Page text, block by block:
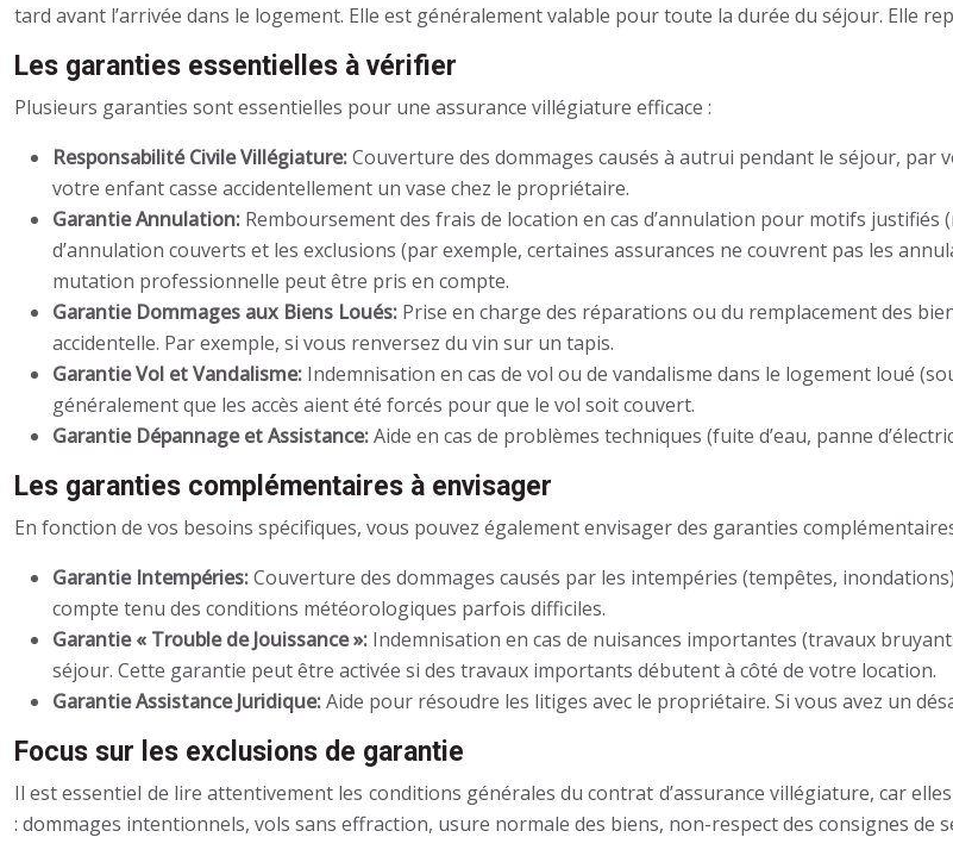
tard avant l’arrivée dans le logement. Elle est généralement valable pour toute la durée du séjour. Elle
Les garanties essentielles à vérifier
Plusieurs garanties sont essentielles pour une assurance villégiature efficace :
Responsabilité Civile Villégiature:Couverture des dommages causés à autrui pendant le séjour, par
votre enfant casse accidentellement un vase chez le propriétaire.
Garantie Annulation: Remboursement des frais de location en cas d’annulation pour motifs justifiés
d’annulation couverts et les exclusions (par exemple, certaines assurances ne couvrent pas les
mutation professionnelle peut être pris en compte.
Garantie Dommages aux Biens Loués: Prise en charge des réparations ou du remplacement des
accidentelle. Par exemple, si vous renversez du vin sur un tapis.
Garantie Vol et Vandalisme: Indemnisation en cas de vol ou de vandalisme dans le logement loué
généralement que les accès aient été forcés pour que le vol soit couvert.
Garantie Dépannage et Assistance:Aide en cas de problèmes techniques (fuite d’eau, panne
Les garanties complémentaires à envisager
En fonction de vos besoins spécifiques, vous pouvez également envisager des garanties
Garantie Intempéries:Couverture des dommages causés par les intempéries (tempêtes,
compte tenu des conditions météorologiques parfois difficiles.
Garantie « Trouble de Jouissance »: Indemnisation en cas de nuisances importantes (travaux
séjour. Cette garantie peut être activée si des travaux importants débutent à côté de votre location.
Garantie Assistance Juridique:Aide pour résoudre les litiges avec le propriétaire. Si vous avez un
Focus sur les exclusions de garantie
Il est essentiel de lire attentivement les conditions générales du contrat d’assurance villégiature, car
: dommages intentionnels, vols sans effraction, usure normale des biens, non-respect des consignes de